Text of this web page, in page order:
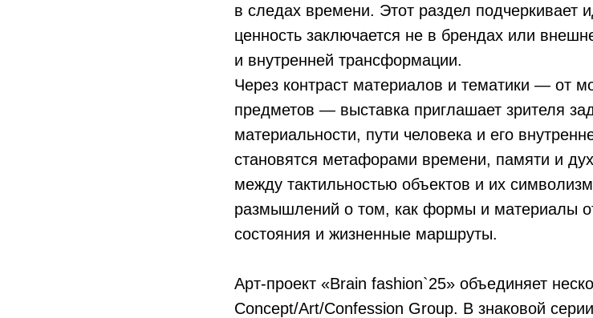
в следах времени. Этот раздел подчеркивает
ценность заключается не в брендах или
и внутренней трансформации.
Через контраст материалов и тематики — от
предметов — выставка приглашает зрителя
материальности, пути человека и его
становятся метафорами времени, памяти и
между тактильностью объектов и их
размышлений о том, как формы и материалы
состояния и жизненные маршруты.
Арт-проект «Brain fashion`25» объединяет
Concept/Art/Confession Group. В знаковой